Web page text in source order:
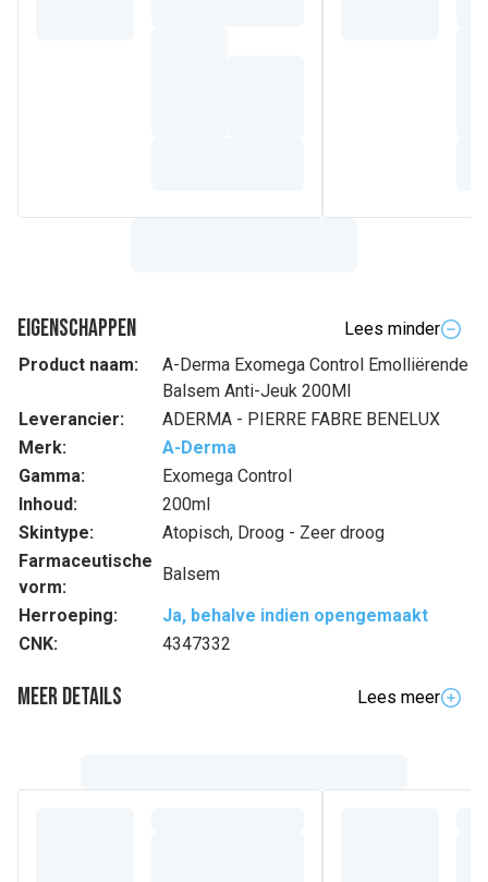
Eigenschappen
Lees minder
Product naam:
A-Derma Exomega Control Emolliërende
Balsem Anti-Jeuk 200Ml
Leverancier:
ADERMA - PIERRE FABRE BENELUX
Merk:
A-Derma
Gamma:
Exomega Control
Inhoud:
200ml
Skintype:
Atopisch, Droog - Zeer droog
Farmaceutische
vorm:
Balsem
Herroeping:
Ja, behalve indien opengemaakt
CNK:
4347332
Meer details
Lees meer
irritatiepieken te spreiden terwijl de roodheid van droge